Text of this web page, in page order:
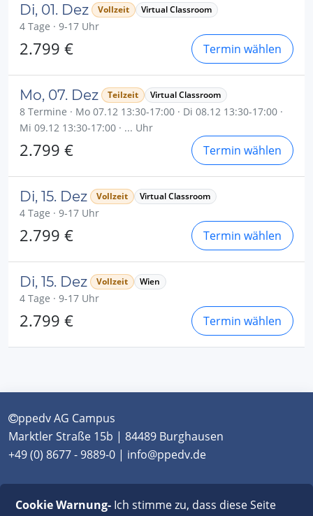
Di, 01. Dez Vollzeit Virtual Classroom
4 Tage · 9-17 Uhr
2.799 € Termin wählen
Mo, 07. Dez Teilzeit Virtual Classroom
8 Termine · Mo 07.12 13:30-17:00 · Di 08.12 13:30-17:00 ·
Mi 09.12 13:30-17:00 · ... Uhr
2.799 € Termin wählen
Di, 15. Dez Vollzeit Virtual Classroom
4 Tage · 9-17 Uhr
2.799 € Termin wählen
Di, 15. Dez Vollzeit Wien
4 Tage · 9-17 Uhr
2.799 € Termin wählen
ppedv AG Campus
Marktler Straße 15b | 84489 Burghausen
+49 (0) 8677 - 9889-0 | info@ppedv.de
Cookie Warnung-Ich stimme zu, dass diese Seite